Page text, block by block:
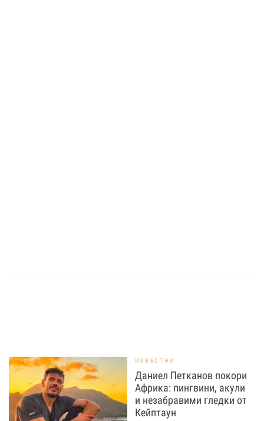
ИЗВЕСТНИ
Даниел Петканов покори
Африка: пингвини, акули
и незабравими гледки от
Кейптаун